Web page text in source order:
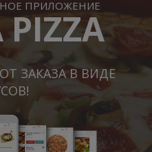
ПРИЛОЖЕНИЕ
PIZZA
ЗАКАЗА В ВИДЕ